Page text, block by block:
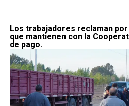
Fuego
Siguente
Melella: “Necesitamos un gran
emprendedores”
Anterior
Kelpers se organizan para
Los trabajadores reclaman
que mantienen con la
de pago.